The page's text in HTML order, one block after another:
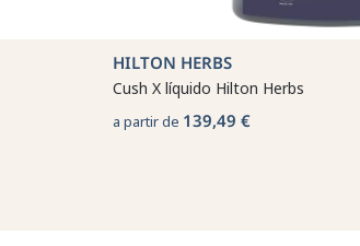
HILTON HERBS
Cush X líquido Hilton Herbs
a partir de 139,49 €